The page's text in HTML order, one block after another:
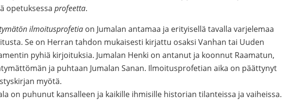
opetuksessa profeetta.
ilmoitusprofetia on Jumalan antamaa ja erityisellä tavalla varjelemaa
Se on Herran tahdon mukaisesti kirjattu osaksi Vanhan tai Uuden
pyhiä kirjoituksia. Jumalan Henki on antanut ja koonnut Raamatun,
ja puhtaan Jumalan Sanan. Ilmoitusprofetian aika on päättynyt
myötä.
on puhunut kansalleen ja kaikille ihmisille historian tilanteissa ja vaiheissa.